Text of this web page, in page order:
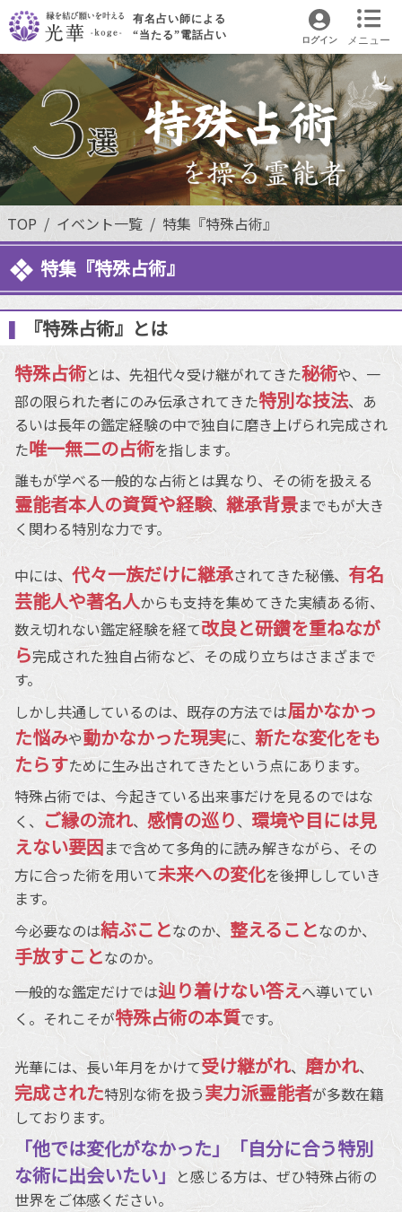
メニュー
有名占い師による
“当たる”電話占い
ログイン
TOP イベント一覧 特集『特殊占術』
特集『特殊占術』
『特殊占術』とは
特殊占術とは、先祖代々受け継がれてきた秘術や、一
部の限られた者にのみ伝承されてきた特別な技法、あ
るいは長年の鑑定経験の中で独自に磨き上げられ完成され
た唯一無二の占術を指します。
誰もが学べる一般的な占術とは異なり、その術を扱える
霊能者本人の資質や経験、 継承背景までもが大き
く関わる特別な力です。
中には、 代々一族だけに継承されてきた秘儀、 有名
芸能人や著名人からも支持を集めてきた実績ある術、
数え切れない鑑定経験を経て改良と研鑽を重ねなが
ら完成された独自占術など、その成り立ちはさまざまで
す。
しかし共通しているのは、既存の方法では届かなかっ
た悩みや動かなかった現実に、 新たな変化をも
たらすために生み出されてきたという点にあります。
特殊占術では、今起きている出来事だけを見るのではな
く、 ご縁の流れ、 感情の巡り、 環境や目には見
えない要因まで含めて多角的に読み解きながら、その
方に合った術を用いて未来への変化を後押ししていき
ます。
今必要なのは結ぶことなのか、 整えることなのか、
手放すことなのか。
一般的な鑑定だけでは辿り着けない答えへ導いてい
く。それこそが特殊占術の本質です。
光華には、長い年月をかけて受け継がれ、 磨かれ、
完成された特別な術を扱う実力派霊能者が多数在籍
しております。
「他では変化がなかった」「自分に合う特別
な術に出会いたい」
と感じる方は、ぜひ特殊占術の
世界をご体感ください。